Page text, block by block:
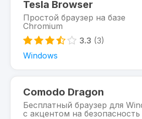
Browser
Похожие
Elements
Browser
Tesla Browser
Простой браузер на базе
Chromium
3.3 (3)
Windows
Comodo Dragon
Бесплатный браузер для
с акцентом на безопасность